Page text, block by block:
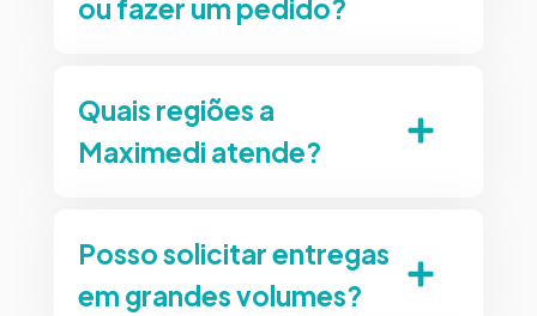
ou fazer um pedido?
Quais regiões a
Maximedi atende?
Posso solicitar entregas
em grandes volumes?